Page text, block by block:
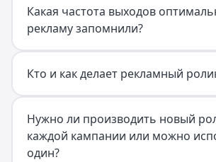
Какая частота выходов
рекламу запомнили?
Кто и как делает рекламный
Нужно ли производить новый
каждой кампании или можно
один?